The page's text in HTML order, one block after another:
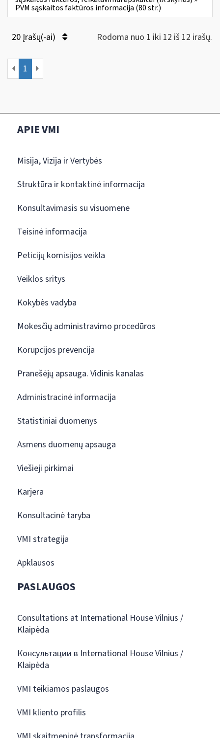
PVM sąskaitos faktūros informacija (80 str.)
20 Įrašų(-ai) Rodoma nuo 1 iki 12 iš 12 irašų.
1
APIE VMI
Misija, Vizija ir Vertybės
Struktūra ir kontaktinė informacija
Konsultavimasis su visuomene
Teisinė informacija
Peticijų komisijos veikla
Veiklos sritys
Kokybės vadyba
Mokesčių administravimo procedūros
Korupcijos prevencija
Pranešėjų apsauga. Vidinis kanalas
Administracinė informacija
Statistiniai duomenys
Asmens duomenų apsauga
Viešieji pirkimai
Karjera
Konsultacinė taryba
VMI strategija
Apklausos
PASLAUGOS
Consultations at International House Vilnius /
Klaipėda
Консультации в International House Vilnius /
Klaipėda
VMI teikiamos paslaugos
VMI kliento profilis